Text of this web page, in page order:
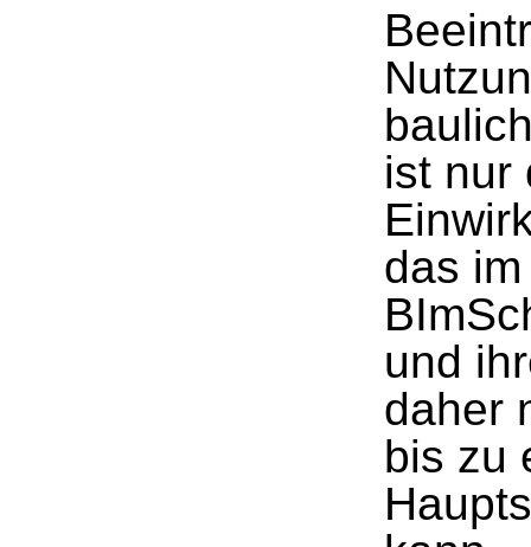
ist nur
das
und
daher
bis zu